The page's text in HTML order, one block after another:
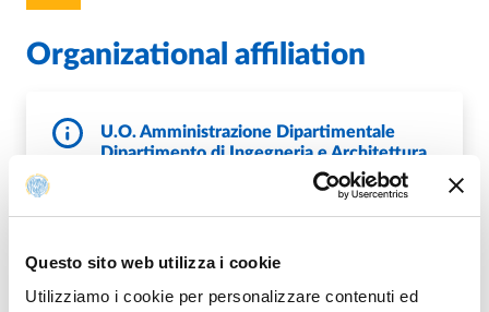
Questo sito web utilizza i cookie
Utilizziamo i cookie per personalizzare contenuti ed
Organizational affiliation
U.O. Amministrazione Dipartimentale
Dipartimento di Ingegneria e Architettura
GO TO DESCRIPTIONDI U.O. AMMINISTRAZIONE